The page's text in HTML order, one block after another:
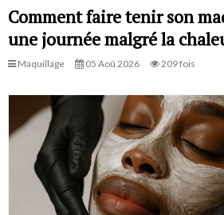
Comment faire tenir son
une journée malgré la
Maquillage 05 Aoû 2026 209 fois